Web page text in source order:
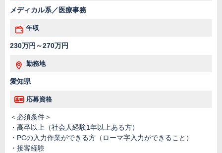
メディカル系／医療事務
年収
230万円～270万円
勤務地
愛知県
応募資格
＜必須条件＞
・高卒以上（社会人経験1年以上ある方）
・PCの入力作業ができる方（ローマ字入力ができること）
・接客経験